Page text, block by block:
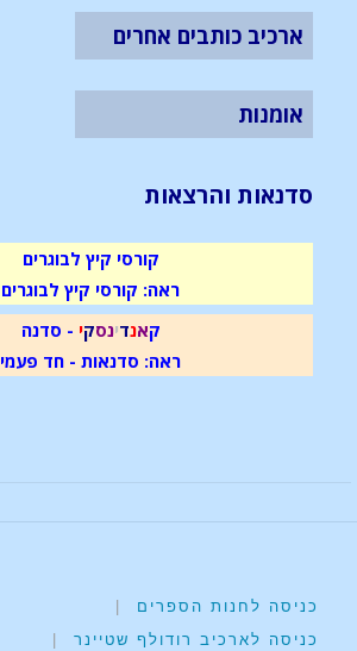
ארכיב כותבים אחרים
אומנות
סדנאות והרצאות
קורסי קיץ לבוגרים
ראה: קורסי קיץ לבוגרים
קאנדינסקי - סדנה
ראה: סדנאות - חד פעמי
כניסה לחנות הספרים
כניסה לארכיב רודולף שטיינר